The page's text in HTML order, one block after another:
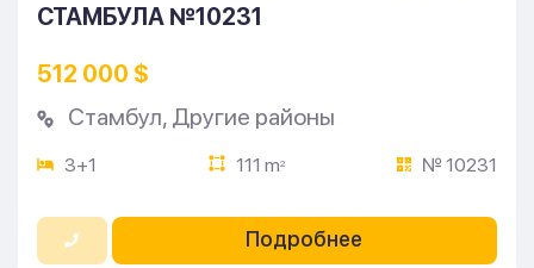
СТАМБУЛА №10231
512 000 $
Стамбул, Другие районы
3+1 111 m2 № 10231
Подробнее